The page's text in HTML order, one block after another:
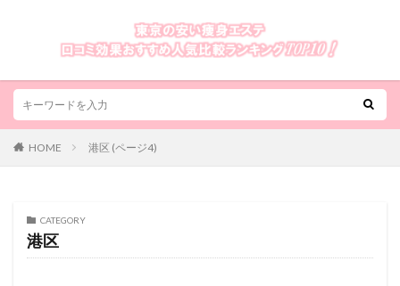
HOME 港区 (ページ4)
CATEGORY
港区